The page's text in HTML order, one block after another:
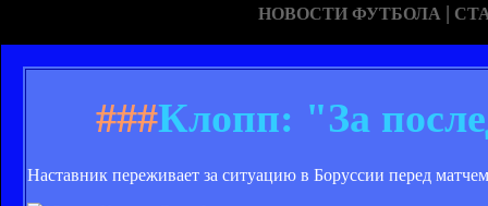
НОВОСТИ ФУТБОЛА |
###Клопп: "За
Наставник переживает за ситуацию в Боруссии перед